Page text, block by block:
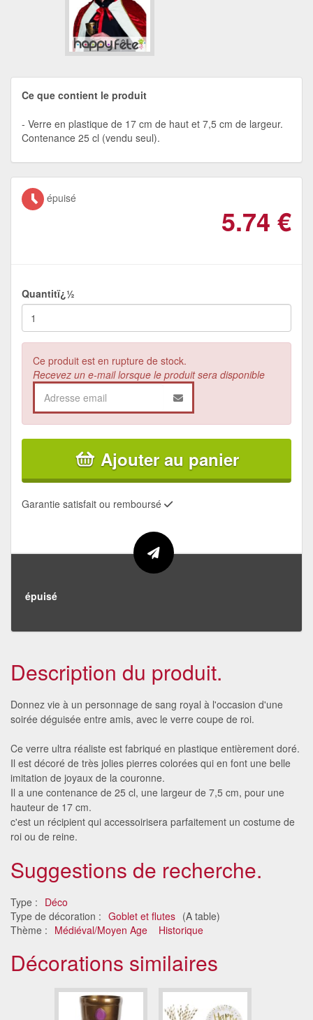
Ce que contient le produit
Verre en plastique de 17 cm de haut et 7,5 cm de largeur.
Contenance 25 cl (vendu seul).
épuisé
5.74 €
Quantitï¿½
Ce produit est en rupture de stock.
Recevez un e-mail lorsque le produit sera disponible
Ajouter au panier
Garantie satisfait ou remboursé
épuisé
Description du produit.
Donnez vie à un personnage de sang royal à l'occasion d'une
soirée déguisée entre amis, avec le verre coupe de roi.
Ce verre ultra réaliste est fabriqué en plastique entièrement doré.
Il est décoré de très jolies pierres colorées qui en font une belle
imitation de joyaux de la couronne.
Il a une contenance de 25 cl, une largeur de 7,5 cm, pour une
hauteur de 17 cm.
c'est un récipient qui accessoirisera parfaitement un costume de
roi ou de reine.
Suggestions de recherche.
Type : Déco
Type de décoration : Goblet et flutes (A table)
Thème : Médiéval/Moyen Age Historique
Décorations similaires